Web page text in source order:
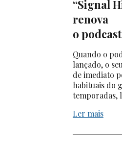
“Signal
renova
o
Quando o
lançado, o
de imediato
habituais do
temporadas,
Ler mais